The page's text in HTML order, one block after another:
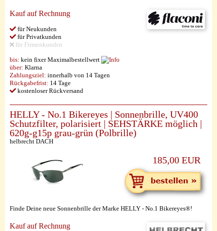
Kauf auf Rechnung
für Neukunden
für Privatkunden
für Firmenkunden
bis: kein fixer Maximalbestellwert
über: Klarna
Zahlungsziel: innerhalb von 14 Tagen
Rückgabefrist: 14 Tage
kostenloser Rückversand
HELLY - No.1 Bikereyes | Sonnenbrille, UV400
Schutzfilter, polarisiert | SEHSTÄRKE möglich |
620g-g15p grau-grün (Polbrille)
helbrecht DACH
185,00 EUR
Finde Deine neue Sonnenbrille der Marke HELLY - No.1 Bikereyes®!
Kauf auf Rechnung